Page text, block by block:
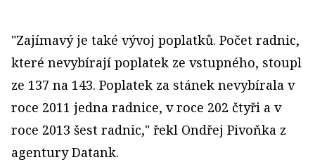
"Zajímavý je také vývoj poplatků. Počet radnic,
které nevybírají poplatek ze vstupného, stoupl
ze 137 na 143. Poplatek za stánek nevybírala v
roce 2011 jedna radnice, v roce 202 čtyři a v
roce 2013 šest radnic," řekl Ondřej Pivoňka z
agentury Datank.